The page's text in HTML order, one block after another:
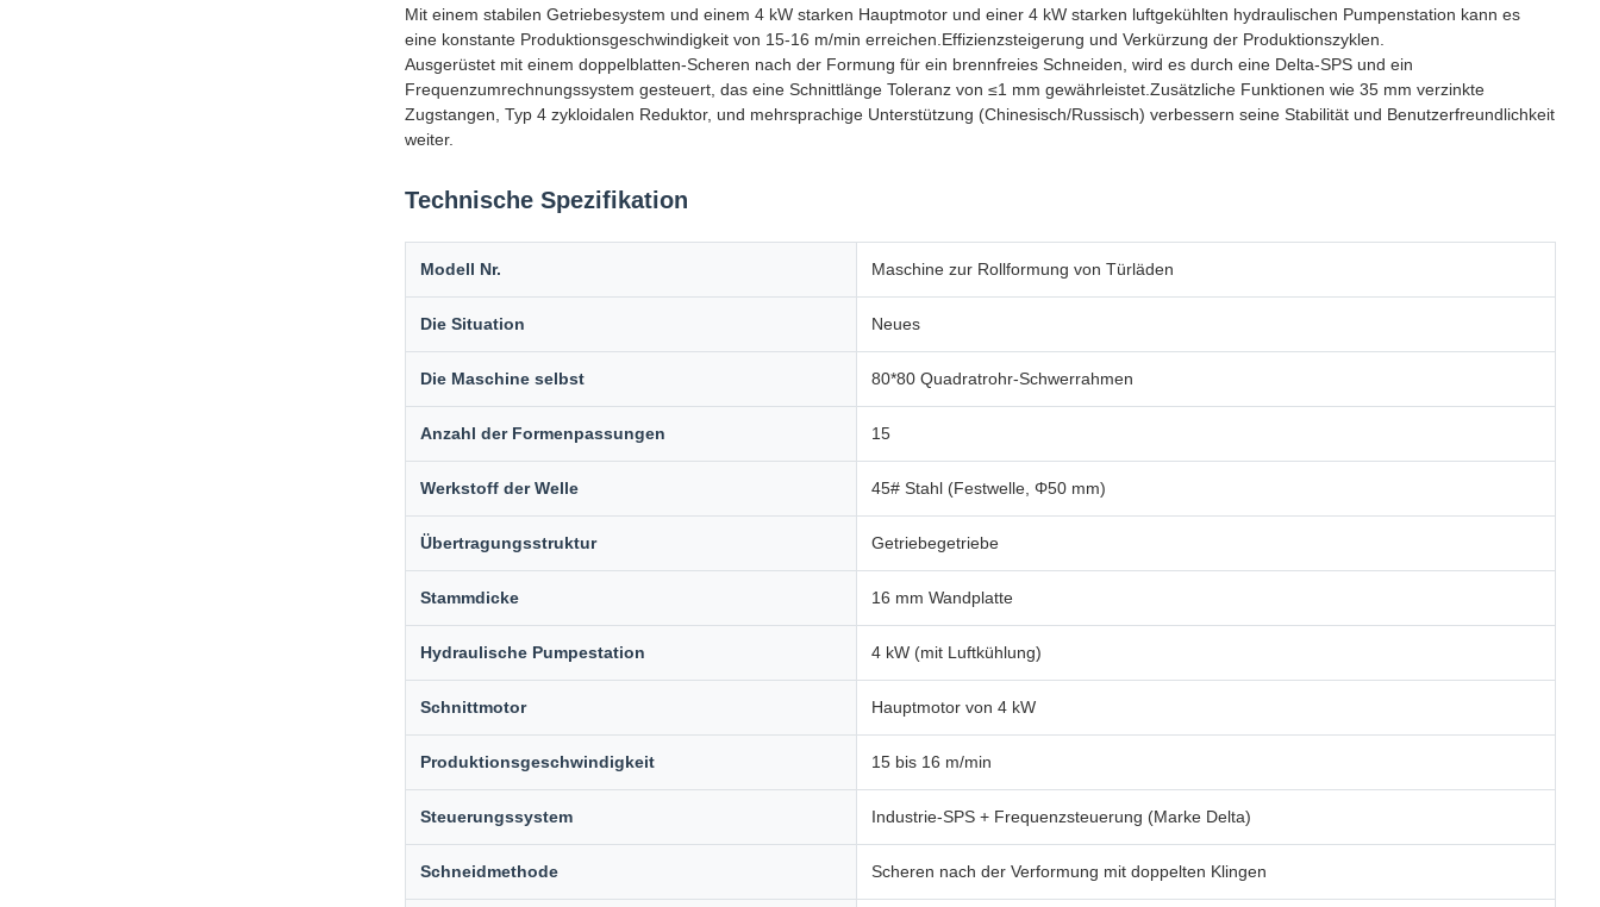
Mit einem stabilen Getriebesystem und einem 4 kW starken Hauptmotor und einer 4 kW starken luftgekühlten hydraulischen Pumpenstation kann es
eine konstante Produktionsgeschwindigkeit von 15-16 m/min erreichen.Effizienzsteigerung und Verkürzung der Produktionszyklen.
Ausgerüstet mit einem doppelblatten-Scheren nach der Formung für ein brennfreies Schneiden, wird es durch eine Delta-SPS und ein
Frequenzumrechnungssystem gesteuert, das eine Schnittlänge Toleranz von ≤1 mm gewährleistet.Zusätzliche Funktionen wie 35 mm verzinkte
Zugstangen, Typ 4 zykloidalen Reduktor, und mehrsprachige Unterstützung (Chinesisch/Russisch) verbessern seine Stabilität und Benutzerfreundlichkeit
weiter.
Technische Spezifikation
Modell Nr. Maschine zur Rollformung von Türläden
Die Situation Neues
Die Maschine selbst 80*80 Quadratrohr-Schwerrahmen
Anzahl der Formenpassungen 15
Werkstoff der Welle 45# Stahl (Festwelle, Φ50 mm)
Übertragungsstruktur Getriebegetriebe
Stammdicke 16 mm Wandplatte
Hydraulische Pumpestation 4 kW (mit Luftkühlung)
Schnittmotor Hauptmotor von 4 kW
Produktionsgeschwindigkeit 15 bis 16 m/min
Steuerungssystem Industrie-SPS + Frequenzsteuerung (Marke Delta)
Schneidmethode Scheren nach der Verformung mit doppelten Klingen